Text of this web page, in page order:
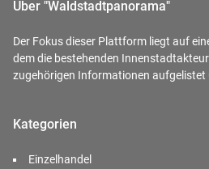
Über "Waldstadtpanorama"
Der Fokus dieser Plattform liegt auf
dem die bestehenden
zugehörigen Informationen aufgelistet
Kategorien
Einzelhandel